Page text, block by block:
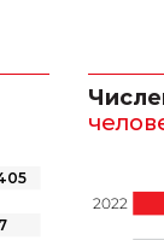
2022